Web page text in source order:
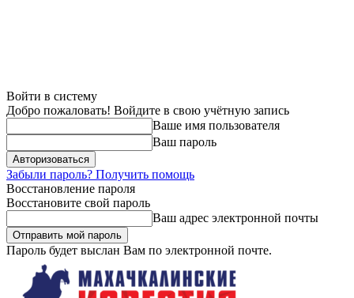
Войти в систему
Добро пожаловать! Войдите в свою учётную запись
Ваше имя пользователя
Ваш пароль
Забыли пароль? Получить помощь
Восстановление пароля
Восстановите свой пароль
Ваш адрес электронной почты
Пароль будет выслан Вам по электронной почте.